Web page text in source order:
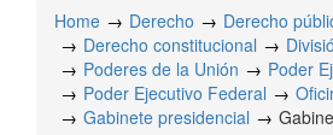
Home Derecho
Derecho
Derecho constitucional
Poderes de la Unión
Poder
Poder Ejecutivo Federal
Gabinete presidencial